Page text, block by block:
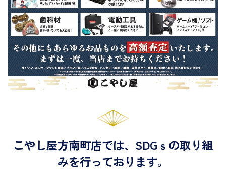
こやし屋方南町店では、SDGｓの取り組
みを行っております。